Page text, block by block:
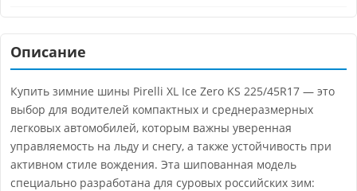
Описание
Купить зимние шины Pirelli XL Ice Zero KS 225/45R17 — это
выбор для водителей компактных и среднеразмерных
легковых автомобилей, которым важны уверенная
управляемость на льду и снегу, а также устойчивость при
активном стиле вождения. Эта шипованная модель
специально разработана для суровых российских зим: